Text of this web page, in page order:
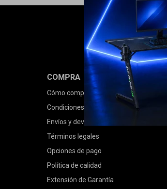
COMPRA
Cómo comprar
Condiciones de compra
Envíos y devoluciones
Términos legales
Opciones de pago
Política de calidad
Extensión de Garantía